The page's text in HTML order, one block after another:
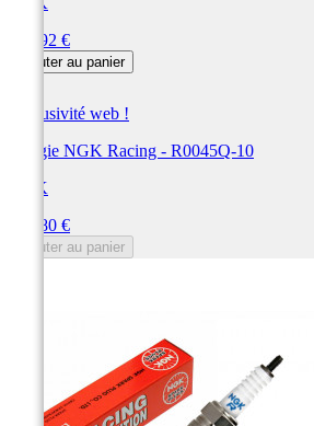
340,92 €
Ajouter au panier
Exclusivité web !
Bougie NGK Racing - R0045Q-10
NGK
235,80 €
Ajouter au panier